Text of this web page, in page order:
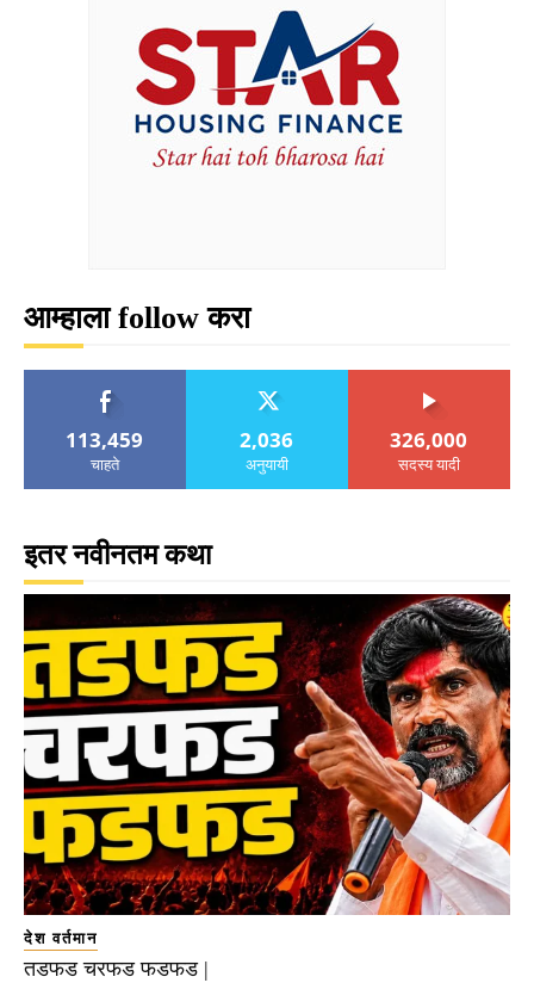
आम्हाला follow करा
113,459
चाहते
2,036
अनुयायी
326,000
सदस्य यादी
इतर नवीनतम कथा
देश वर्तमान
तडफड चरफड फडफड |